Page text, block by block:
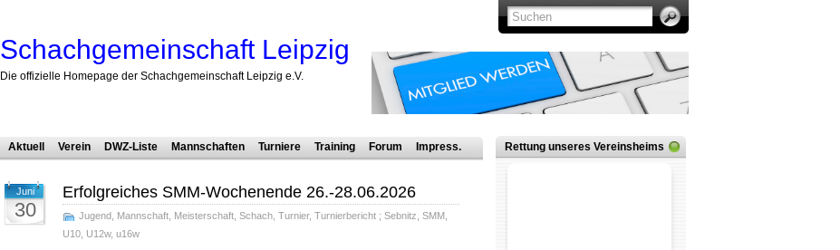
Schachgemeinschaft Leipzig
Die offizielle Homepage der Schachgemeinschaft Leipzig e.V.
Aktuell Verein DWZ-Liste Mannschaften Turniere Training Forum Impress.
Juni
30
Erfolgreiches SMM-Wochenende 26.-28.06.2026
Jugend Mannschaft Meisterschaft Schach Turnier, Turnierbericht ; Sebnitz SMM
U10 U12w, u16w
Rettung unseres Vereinsheims